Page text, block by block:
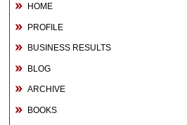
HOME
PROFILE
BUSINESS RESULTS
BLOG
ARCHIVE
BOOKS